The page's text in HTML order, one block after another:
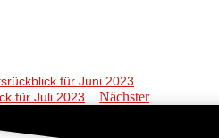
für Juni 2023
für Juli 2023 Nächster